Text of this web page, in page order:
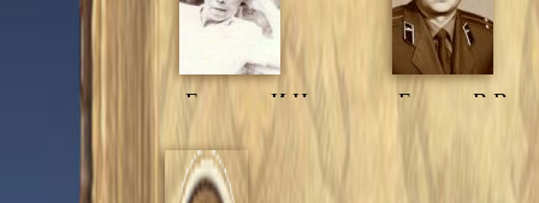
Елохина И.Н. Елькин В.В.